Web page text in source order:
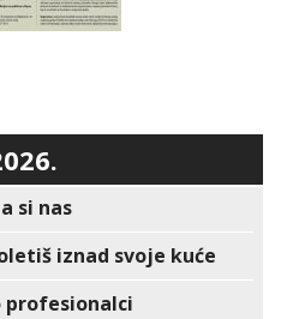
si nas
iznad svoje kuće
profesionalci